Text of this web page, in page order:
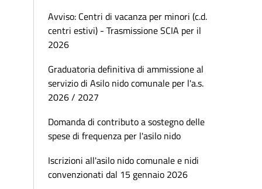
Avviso: Centri di vacanza per minori (c.d.
centri estivi) - Trasmissione SCIA per il
2026
Graduatoria definitiva di ammissione al
servizio di Asilo nido comunale per l'a.s.
2026 / 2027
Domanda di contributo a sostegno delle
spese di frequenza per l'asilo nido
Iscrizioni all'asilo nido comunale e nidi
convenzionati dal 15 gennaio 2026